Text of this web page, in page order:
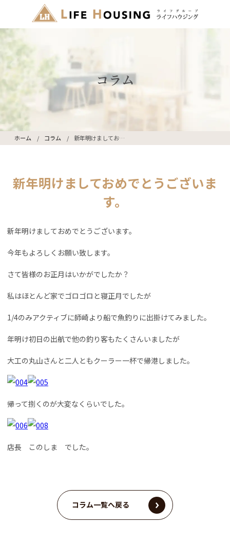
コラム
ホーム コラム 新年明けましておめでとうございます。
新年明けましておめでとうございま
す。
新年明けましておめでとうございます。
今年もよろしくお願い致します。
さて皆様のお正月はいかがでしたか？
私はほとんど家でゴロゴロと寝正月でしたが
1/4のみアクティブに師崎より船で魚釣りに出掛けてみました。
年明け初日の出航で他の釣り客もたくさんいましたが
大工の丸山さんと二人ともクーラー一杯で帰港しました。
帰って捌くのが大変なくらいでした。
店長 このしま でした。
コラム一覧へ戻る